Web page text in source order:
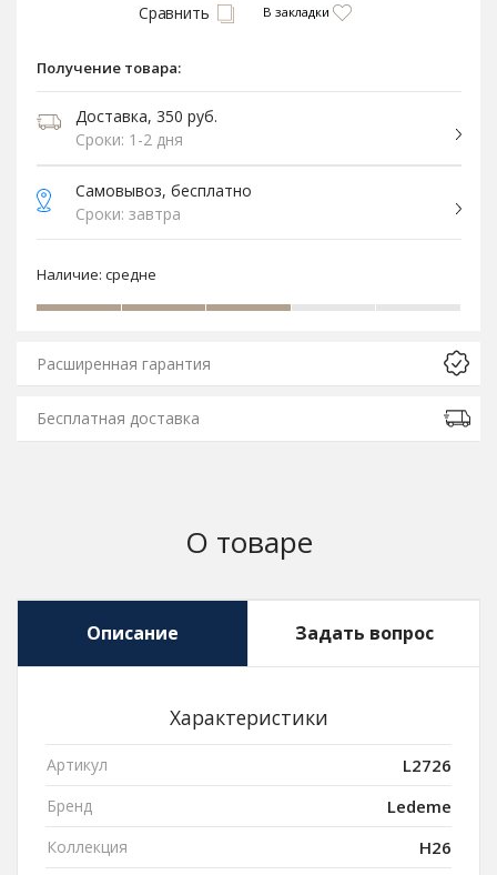
Сравнить В закладки
Получение товара:
Доставка, 350 руб.
Сроки: 1-2 дня
Самовывоз, бесплатно
Сроки: завтра
Наличие: средне
Расширенная гарантия
Бесплатная доставка
О товаре
Описание Задать вопрос
Характеристики
Артикул L2726
Бренд Ledeme
Коллекция H26